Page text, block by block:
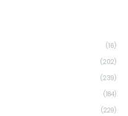
(16)
(202)
(239)
(184)
(229)